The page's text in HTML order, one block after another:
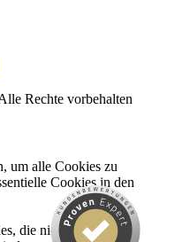
Rechte vorbehalten
um alle Cookies zu
Cookies in den
die nicht für ihre